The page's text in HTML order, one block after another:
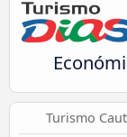
Turismo